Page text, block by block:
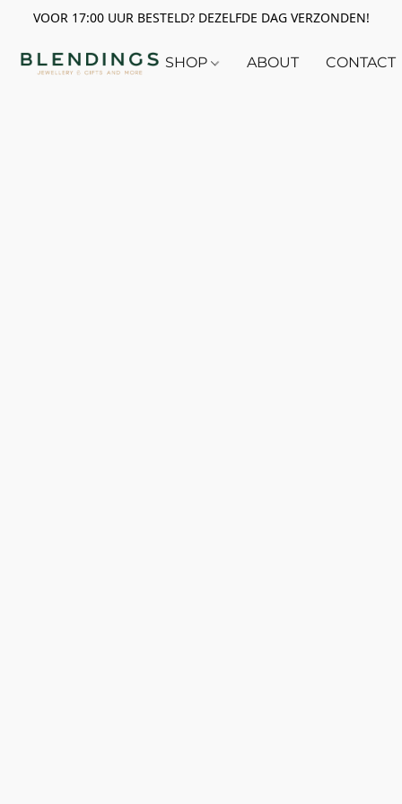
VOOR 17:00 UUR BESTELD? DEZELFDE DAG VERZONDEN!
SHOP ABOUT CONTACT